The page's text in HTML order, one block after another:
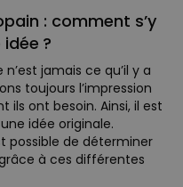
: comment s’y
?
jamais ce qu’il y a
toujours l’impression
ont besoin. Ainsi, il est
idée originale.
possible de déterminer
à ces différentes